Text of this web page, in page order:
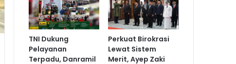
TNI Dukung
Pelayanan
Terpadu, Danramil
Perkuat Birokrasi
Lewat Sistem
Merit, Ayep Zaki